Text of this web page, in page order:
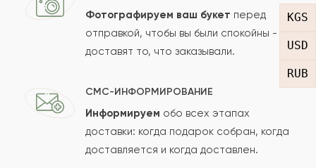
KGS
USD
RUB
Сколько будет
Фотографируем ваш букет перед
отправкой, чтобы вы были спокойны -
доставят то, что заказывали.
СМС-ИНФОРМИРОВАНИЕ
Информируем обо всех этапах
доставки: когда подарок собран, когда
доставляется и когда доставлен.